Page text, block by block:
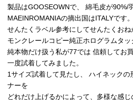
製品はGOOSEOWNで、 綿毛皮が90%/
MAEINROMANIAの摘出国はITALYです。
せんたくラベル参考にしてせんたくおね
モンクレールコピー純正ホログラムタッ
純本物だけ扱う私が77では 信頼してお
一度試着してみました。
1サイズ試着して見たし、 ハイネックの
ナーを
どれだけ上げるかによって、多様な感